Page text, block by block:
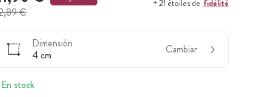
€
+ 21 étoiles de fidélité
Dimensión
4 cm
Cambiar
En stock